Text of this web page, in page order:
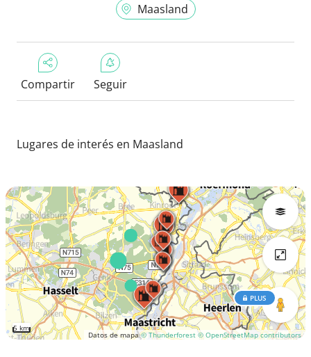
Maasland
Compartir Seguir
Lugares de interés en Maasland
Datos de mapa© Thunderforest © OpenStreetMap contributors
PLUS
5 km